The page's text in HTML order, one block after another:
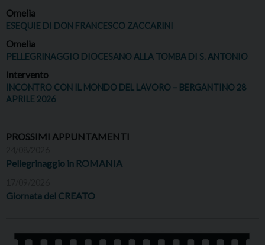
Omelia
ESEQUIE DI DON FRANCESCO ZACCARINI
Omelia
PELLEGRINAGGIO DIOCESANO ALLA TOMBA DI S. ANTONIO
Intervento
INCONTRO CON IL MONDO DEL LAVORO – BERGANTINO 28
APRILE 2026
PROSSIMI APPUNTAMENTI
Pellegrinaggio in ROMANIA
Giornata del CREATO